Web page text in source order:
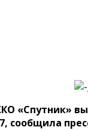
сообщила